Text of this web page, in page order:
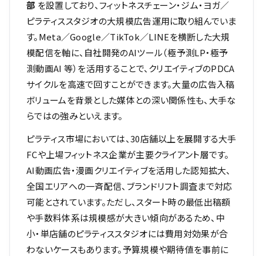
部 を設置しており、フィットネスチェーン・ジム・ヨガ／
ピラティススタジオの大規模広告運用に取り組んでいま
す。Meta／Google／TikTok／LINEを横断した大規
模配信を軸に、自社開発のAIツール（極予測LP・極予
測動画AI 等）を活用することで、クリエイティブのPDCA
サイクルを高速で回すことができます。大量の広告入稿
ボリュームを背景とした媒体との深い関係性も、大手な
らではの強みといえます。
ピラティス市場においては、30店舗以上を展開する大手
FCや上場フィットネス企業が主要クライアント層です。
AI動画広告・漫画クリエイティブを活用した認知拡大、
全国エリアへの一斉配信、ブランドリフト調査まで対応
可能とされています。ただし、スタート時の最低出稿額
や手数料体系は規模感が大きい傾向があるため、中
小・単店舗のピラティススタジオには費用対効果が合
わないケースもあります。予算規模や期待値を事前に